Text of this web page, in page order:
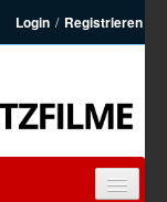
Login / Registrieren